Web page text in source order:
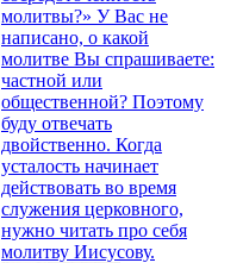
молитвы?» У Вас не
написано, о какой
молитве Вы спрашиваете:
частной или
общественной? Поэтому
буду отвечать
двойственно. Когда
усталость начинает
действовать во время
служения церковного,
нужно читать про себя
молитву Иисусову.